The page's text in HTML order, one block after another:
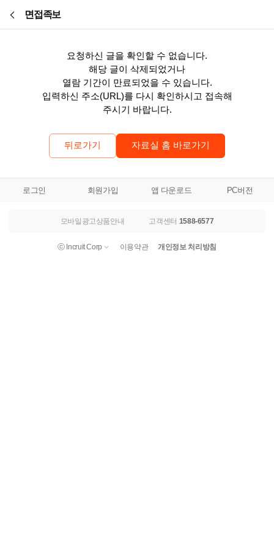
면접족보
요청하신 글을 확인할 수 없습니다.
해당 글이 삭제되었거나
열람 기간이 만료되었을 수 있습니다.
입력하신 주소(URL)를 다시 확인하시고 접속해
주시기 바랍니다.
뒤로가기 자료실 홈 바로가기
로그인 회원가입 앱 다운로드 PC버전
모바일광고상품안내 고객센터 1588-6577
ⓒ Incruit Corp 이용약관 개인정보 처리방침